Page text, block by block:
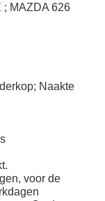
; MAZDA 626
Naakte
voor de